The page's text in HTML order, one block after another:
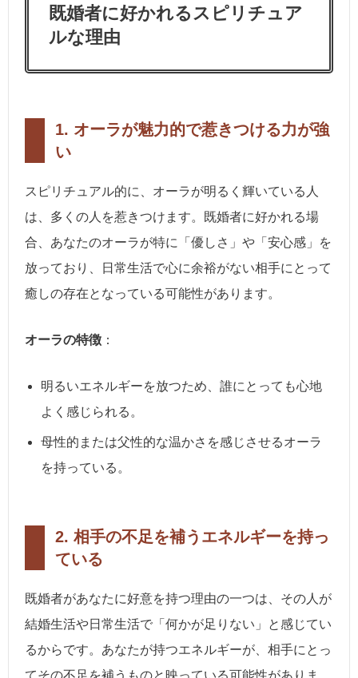
既婚者に好かれるスピリチュア
ルな理由
1. オーラが魅力的で惹きつける力が強
い
スピリチュアル的に、オーラが明るく輝いている人
は、多くの人を惹きつけます。既婚者に好かれる場
合、あなたのオーラが特に「優しさ」や「安心感」を
放っており、日常生活で心に余裕がない相手にとって
癒しの存在となっている可能性があります。
オーラの特徴 ：
明るいエネルギーを放つため、誰にとっても心地
よく感じられる。
母性的または父性的な温かさを感じさせるオーラ
を持っている。
2. 相手の不足を補うエネルギーを持っ
ている
既婚者があなたに好意を持つ理由の一つは、その人が
結婚生活や日常生活で「何かが足りない」と感じてい
るからです。あなたが持つエネルギーが、相手にとっ
てその不足を補うものと映っている可能性がありま